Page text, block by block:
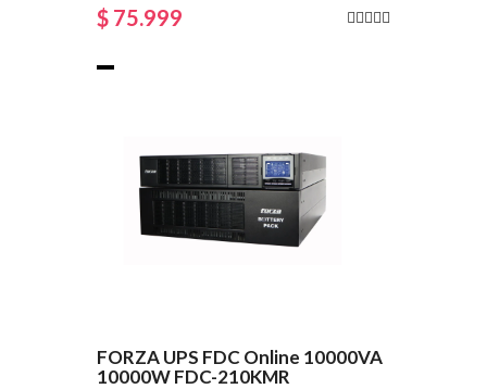
$ 75.999
FORZA UPS FDC Online 10000VA
10000W FDC-210KMR